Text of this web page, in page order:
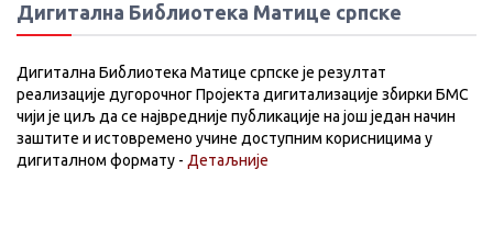
Дигитална Библиотека Матице српске
Дигитална Библиотека Матице српске је резултат
реализације дугорочног Пројекта дигитализације збирки БМС
чији је циљ да се највредније публикације на још један начин
заштите и истовремено учине доступним корисницима у
дигиталном формату - Детаљније